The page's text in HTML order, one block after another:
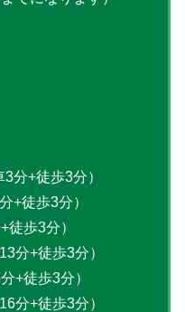
分+徒歩3分）
+徒歩3分）
歩3分）
分+徒歩3分）
+徒歩3分）
分+徒歩3分）